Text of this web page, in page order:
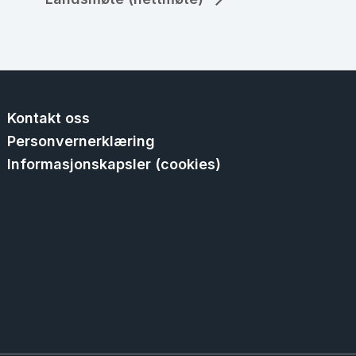
Kontakt oss
Personvernerklæring
Informasjonskapsler (cookies)